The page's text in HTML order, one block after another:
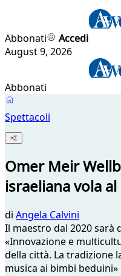
Abbonati
Accedi
August 9, 2026
Abbonati
Spettacoli
Omer Meir
israeliana vola
di Angela Calvini
Il maestro dal 2020 sarà
«Innovazione e
della città. La tradizione
musica ai bimbi beduini»